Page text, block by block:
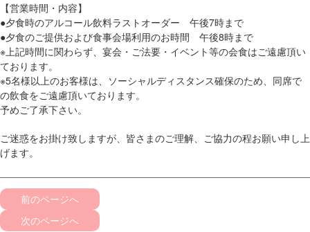
【営業時間・内容】
●夕食時のアルコール飲料ラストオーダー 午後7時まで
●夕食のご提供および食事会場利用のお時間 午後8時まで
※上記時間に関わらず、宴会・ご法要・イベント等の会食はご遠慮頂い
ております。
※5名様以上のお客様は、ソーシャルディスタンス確保のため、同席で
の飲食をご遠慮頂いております。
予めご了承下さい。
ご迷惑をお掛け致しますが、皆さまのご理解、ご協力の程お願い申し上
げます。
前のページへ
次のページへ